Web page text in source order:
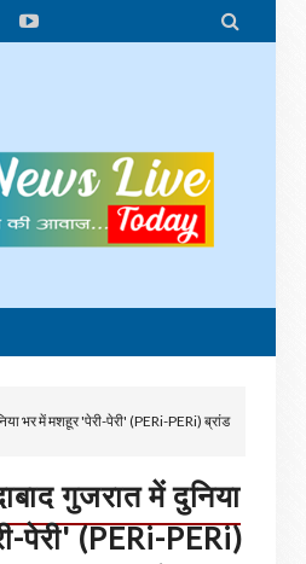

भर में मशहूर 'पेरी-पेरी' (PERi-PERi) ब्रांड
गुजरात में दुनिया
पेरी' (PERi-PERi)